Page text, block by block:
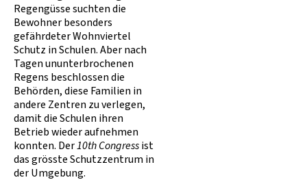
Regengüsse suchten die
Bewohner besonders
gefährdeter Wohnviertel
Schutz in Schulen. Aber nach
Tagen ununterbrochenen
Regens beschlossen die
Behörden, diese Familien in
andere Zentren zu verlegen,
damit die Schulen ihren
Betrieb wieder aufnehmen
konnten. Der10th Congressist
das grösste Schutzzentrum in
der Umgebung.